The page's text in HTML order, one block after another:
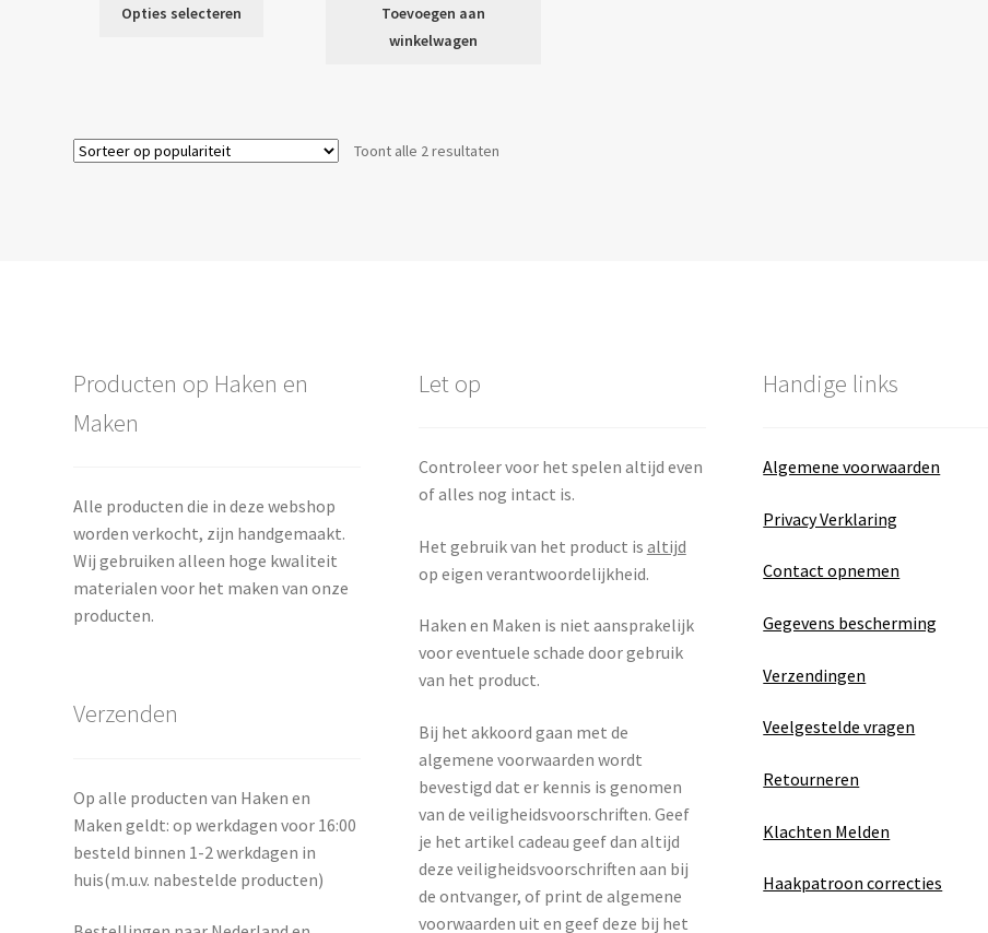
tot
Opties selecteren
Deze
optie
Toevoegen aan
winkelwagen
Toont alle 2 resultaten
Producten op Haken en
Maken
Alle producten die in deze webshop
worden verkocht, zijn handgemaakt.
Wij gebruiken alleen hoge kwaliteit
materialen voor het maken van onze
producten.
Verzenden
Op alle producten van Haken en
Maken geldt: op werkdagen voor 16:00
besteld binnen 1-2 werkdagen in
huis(m.u.v. nabestelde producten)
Let op
Controleer voor het spelen altijd even
of alles nog intact is.
Het gebruik van het product is altijd
op eigen verantwoordelijkheid.
Haken en Maken is niet aansprakelijk
voor eventuele schade door gebruik
van het product.
Bij het akkoord gaan met de
algemene voorwaarden wordt
bevestigd dat er kennis is genomen
van de veiligheidsvoorschriften. Geef
je het artikel cadeau geef dan altijd
deze veiligheidsvoorschriften aan bij
de ontvanger, of print de algemene
voorwaarden uit en geef deze bij het
Handige links
Algemene voorwaarden
Privacy Verklaring
Contact opnemen
Gegevens bescherming
Verzendingen
Veelgestelde vragen
Retourneren
Klachten Melden
Haakpatroon correcties